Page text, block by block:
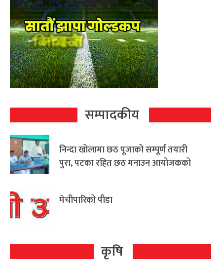
सम्पादकीय
निन्दा खोलामा छठ पूजाको सम्पूर्ण तयारी
पुरा, पटका रहित छठ मनाउन आयोजकको
मेचीपारिको पीडा
कृषि